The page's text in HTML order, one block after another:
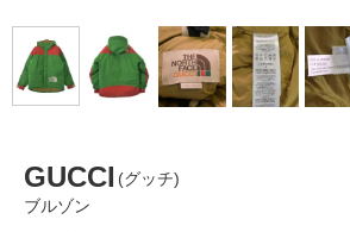
GUCCI (グッチ)
ブルゾン